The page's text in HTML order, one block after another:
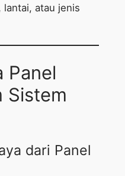
lantai, atau jenis
Panel
Sistem
dari Panel